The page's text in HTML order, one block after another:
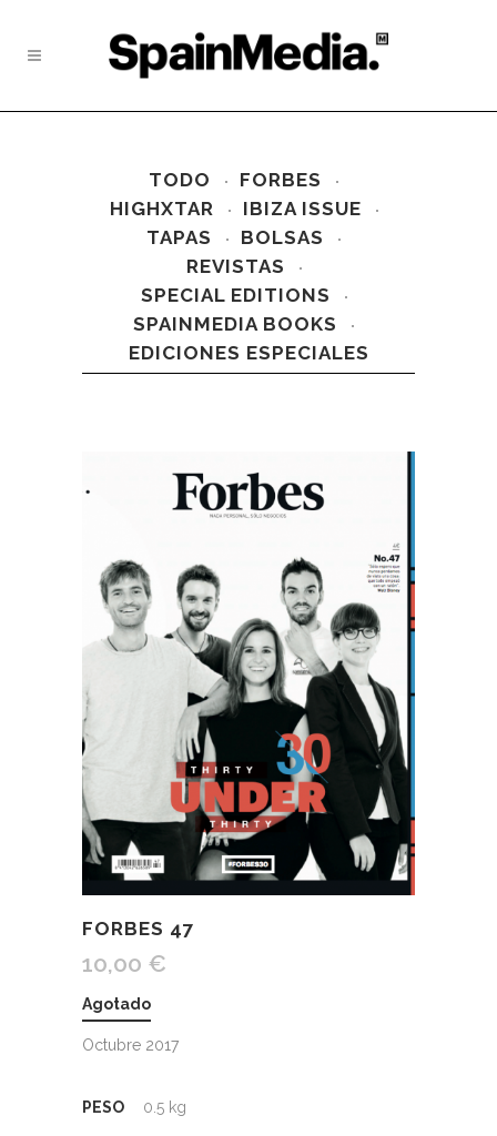
TODO
FORBES
HIGHXTAR
IBIZA ISSUE
TAPAS
BOLSAS
REVISTAS
SPECIAL EDITIONS
SPAINMEDIA BOOKS
EDICIONES ESPECIALES
FORBES 47
10,00 €
Agotado
Octubre 2017
PESO 0.5 kg